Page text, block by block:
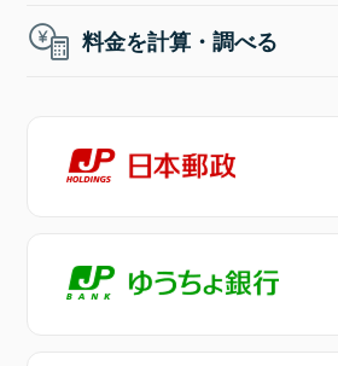
料金を計算・調べる